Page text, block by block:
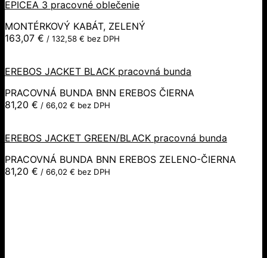
EPICEA 3 pracovné oblečenie
MONTÉRKOVÝ KABÁT, ZELENÝ
163,07 € / 132,58 € bez DPH
EREBOS JACKET BLACK pracovná bunda
PRACOVNÁ BUNDA BNN EREBOS ČIERNA
81,20 € / 66,02 € bez DPH
EREBOS JACKET GREEN/BLACK pracovná bunda
PRACOVNÁ BUNDA BNN EREBOS ZELENO-ČIERNA
81,20 € / 66,02 € bez DPH